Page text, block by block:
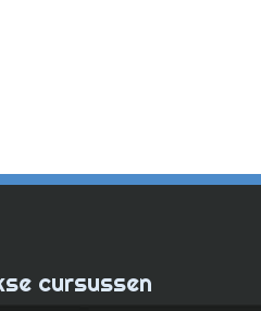
cursussen